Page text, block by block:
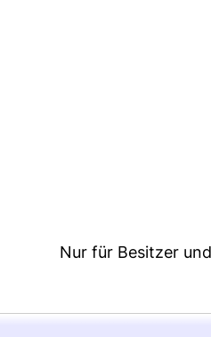
Nur für Besitzer